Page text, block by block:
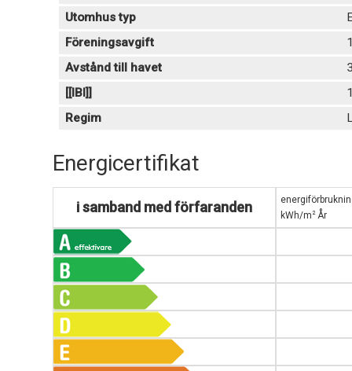
Utomhus typ
Föreningsavgift
Avstånd till havet
[[IBI]]
Regim
Energicertifikat
i samband med förfaranden
kWh/m 2År